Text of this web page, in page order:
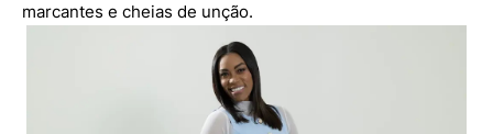
marcantes e cheias de unção.